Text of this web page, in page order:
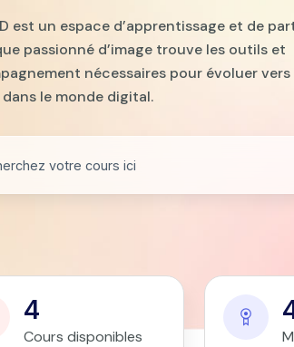
est un espace d’apprentissage et de
passionné d’image trouve les outils et
nécessaires pour évoluer vers
le monde digital.
4
Cours disponibles